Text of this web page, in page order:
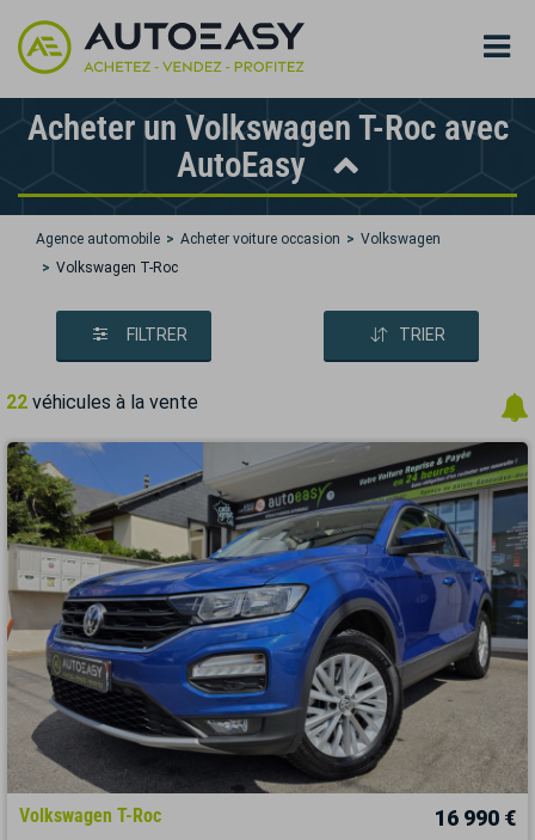
Acheter un Volkswagen T-Roc avec
AutoEasy
Agence automobile Acheter voiture occasion
Volkswagen
Volkswagen T-Roc
FILTRER TRIER
22 véhicules à la vente
Volkswagen T-Roc 16 990 €